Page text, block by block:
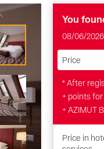
You
08/06/2026
Price
* After
+ points
+ AZIMUT
Price in